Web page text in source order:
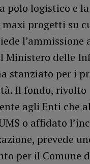
polo logistico e
progetti su
Ministero delle
stanziato per i
Il fondo, rivolto
agli Enti che
o affidato
prevede
per il Comune